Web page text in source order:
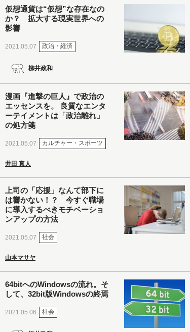
仮想通貨は“仮想”な存在なの
か？ 拡大する現実世界への
影響
2021.05.07 政治・経済
柳井政和
漫画『進撃の巨人』で政治の
エッセンスを。 良質なエンタ
ーテイメントは「政治離れ」
の処方箋
2021.05.07 カルチャー・スポーツ
井田 真人
上司の「応援」なんて部下に
は響かない！？ 今すぐ職場
に導入するべきモチベーショ
ンアップの方法
2021.05.07 社会
山本マサヤ
64bitへのWindowsの流れ。そ
して、32bit版Windowsの終焉
2021.05.06 社会